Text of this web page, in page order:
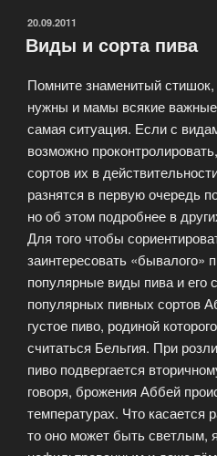
ОПУБЛИКОВАНО
20.09.2011
Виды и сорта пива
Помните знаменитый
нужны и мамы всякие
самая ситуация. Если с
возможно
сортов их в
разнятся в первую очередь
но об этом подробнее в
Для того чтобы
заинтересовать
популярные виды пива и его
популярных пивных сортов
густое пиво, родиной
считаться Бельгия. При
пиво подвергается
говоря, брожения Аббей
температурах. Что касается
то оно может быть светлым,